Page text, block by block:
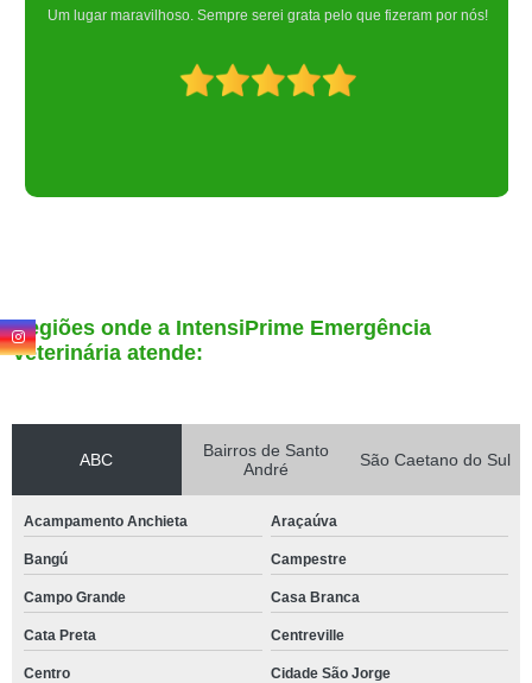
Um lugar maravilhoso. Sempre serei grata pelo que fizeram por nós!
Regiões onde a IntensiPrime Emergência
Veterinária atende:
ABC
Bairros de Santo
André
São Caetano do Sul
Acampamento Anchieta Araçaúva
Bangú Campestre
Campo Grande Casa Branca
Cata Preta Centreville
Centro Cidade São Jorge